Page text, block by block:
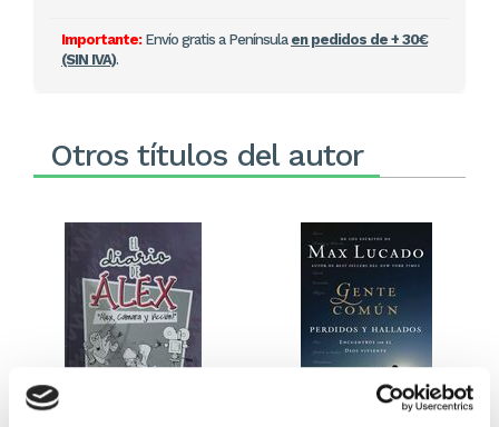
Importante:Envío gratis a Península en pedidos de + 30€
(SIN IVA).
Otros títulos del autor